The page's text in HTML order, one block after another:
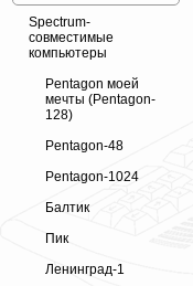
Spectrum-
совместимые
компьютеры
Pentagon моей
мечты (Pentagon-
128)
Pentagon-48
Pentagon-1024
Балтик
Пик
Ленинград-1